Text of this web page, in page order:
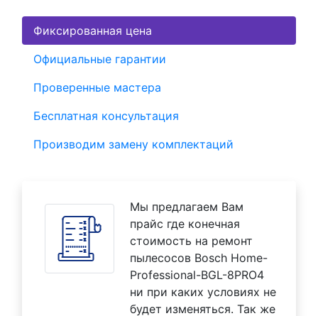
Фиксированная цена
Официальные гарантии
Проверенные мастера
Бесплатная консультация
Производим замену комплектаций
Мы предлагаем Вам
прайс где конечная
стоимость на ремонт
пылесосов Bosch Home-
Professional-BGL-8PRO4
ни при каких условиях не
будет изменяться. Так же